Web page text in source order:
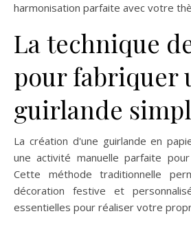
harmonisation parfaite avec votre
La technique
pour fabriquer
guirlande
La création d'une guirlande en
une activité manuelle parfaite
Cette méthode traditionnelle
décoration festive et
essentielles pour réaliser votre